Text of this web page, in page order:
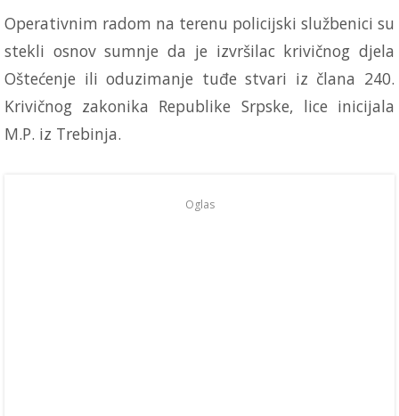
Operativnim radom na terenu policijski službenici su
stekli osnov sumnje da je izvršilac krivičnog djela
Oštećenje ili oduzimanje tuđe stvari iz člana 240.
Krivičnog zakonika Republike Srpske, lice inicijala
M.P. iz Trebinja.
Oglas